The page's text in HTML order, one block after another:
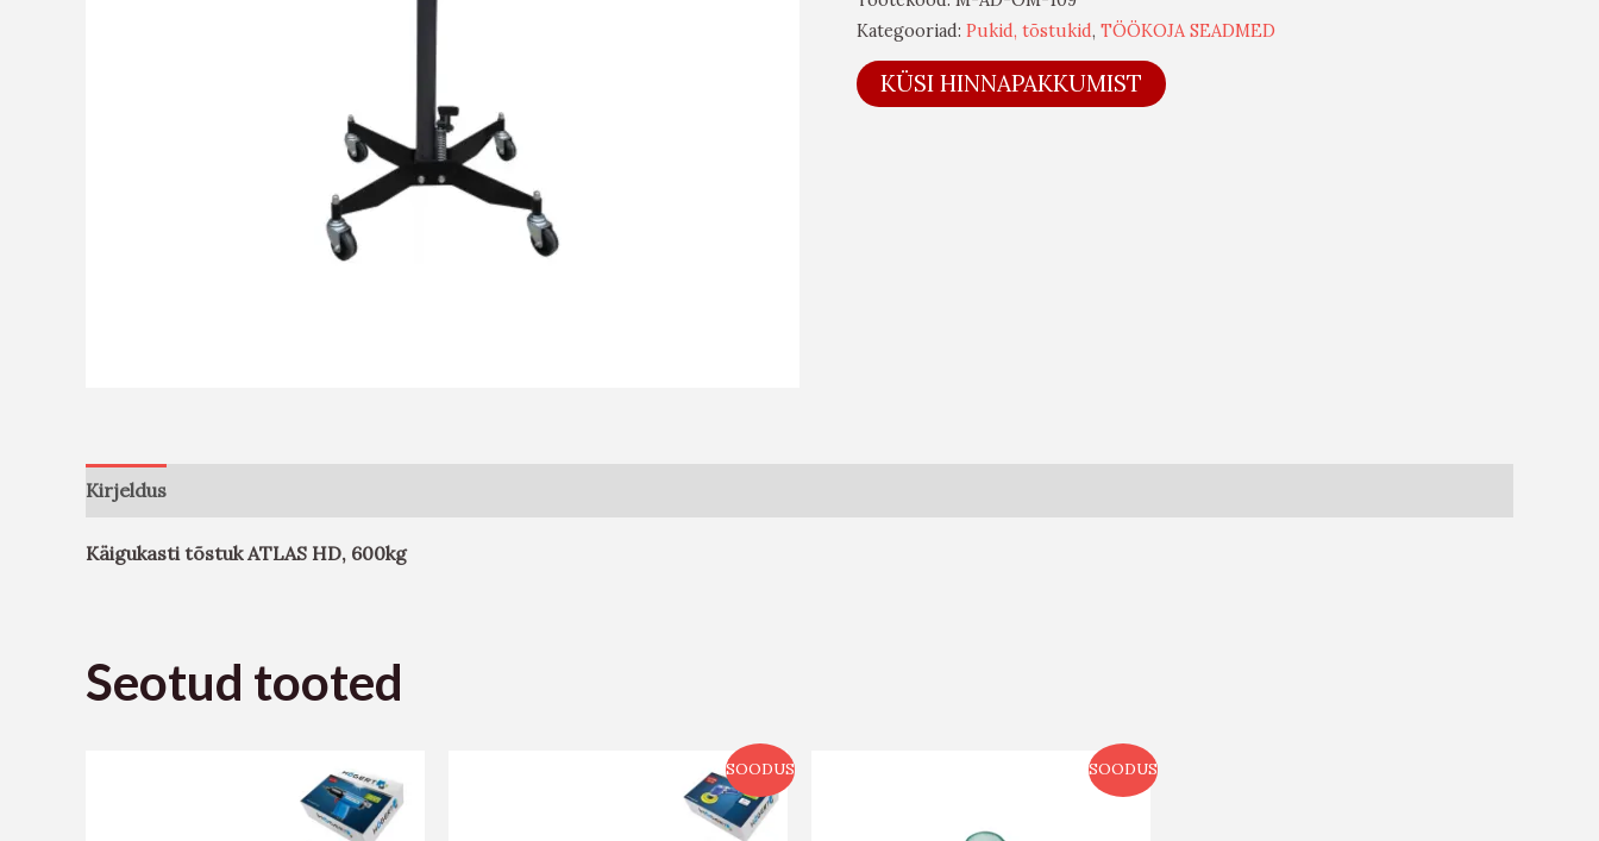
Kategooriad: Pukid, tõstukid, TÖÖKOJA SEADMED
KÜSI HINNAPAKKUMIST
Kirjeldus
Käigukasti tõstuk ATLAS HD, 600kg
Seotud tooted
SOODUS SOODUS